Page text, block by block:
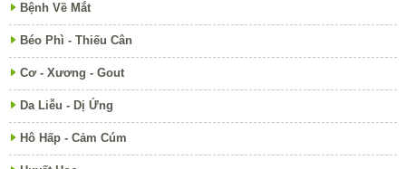
Bệnh Về Mắt
Béo Phì - Thiếu Cân
Cơ - Xương - Gout
Da Liễu - Dị Ứng
Hô Hấp - Cảm Cúm